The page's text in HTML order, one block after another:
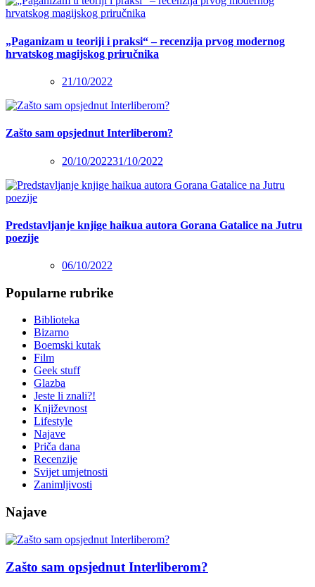
„Paganizam u teoriji i praksi“ – recenzija prvog modernog
hrvatskog magijskog priručnika
21/10/2022
Zašto sam opsjednut Interliberom?
20/10/202231/10/2022
Predstavljanje knjige haikua autora Gorana Gatalice na Jutru
poezije
06/10/2022
Popularne rubrike
Biblioteka
Bizarno
Boemski kutak
Film
Geek stuff
Glazba
Jeste li znali?!
Književnost
Lifestyle
Najave
Priča dana
Recenzije
Svijet umjetnosti
Zanimljivosti
Najave
Zašto sam opsjednut Interliberom?